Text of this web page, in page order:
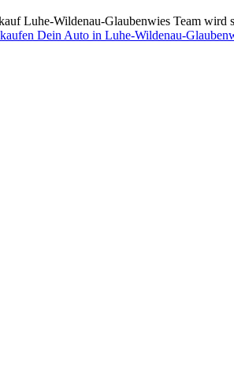
Luhe-Wildenau-Glaubenwies Team wird
Dein Auto in Luhe-Wildenau-